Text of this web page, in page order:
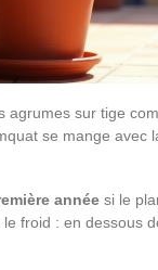
sur tige
se mange avec
année si le
froid : en dessous